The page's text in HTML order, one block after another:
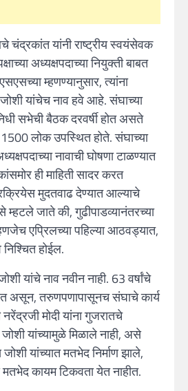
चंद्रकांत यांनी राष्ट्रीय स्वयंसेवक
अध्यक्षपदाच्या नियुक्ती बाबत
म्हणण्यानुसार, त्यांना
यांचेच नाव हवे आहे. संघाच्या
सभेची बैठक दरवर्षी होत असते
लोक उपस्थित होते. संघाच्या
नावाची घोषणा टाळण्यात
ही माहिती सादर करत
मुदतवाढ देण्यात आल्याचे
जाते की, गुढीपाडव्यानंतरच्या
एप्रिलच्या पहिल्या आठवड्यात,
होईल.
यांचे नाव नवीन नाही. 63 वर्षांचे
असून, तरुणपणापासूनच संघाचे कार्य
मोदी यांना गुजरातचे
यांच्यामुळे मिळाले नाही, असे
यांच्यात मतभेद निर्माण झाले,
कायम टिकवता येत नाहीत.